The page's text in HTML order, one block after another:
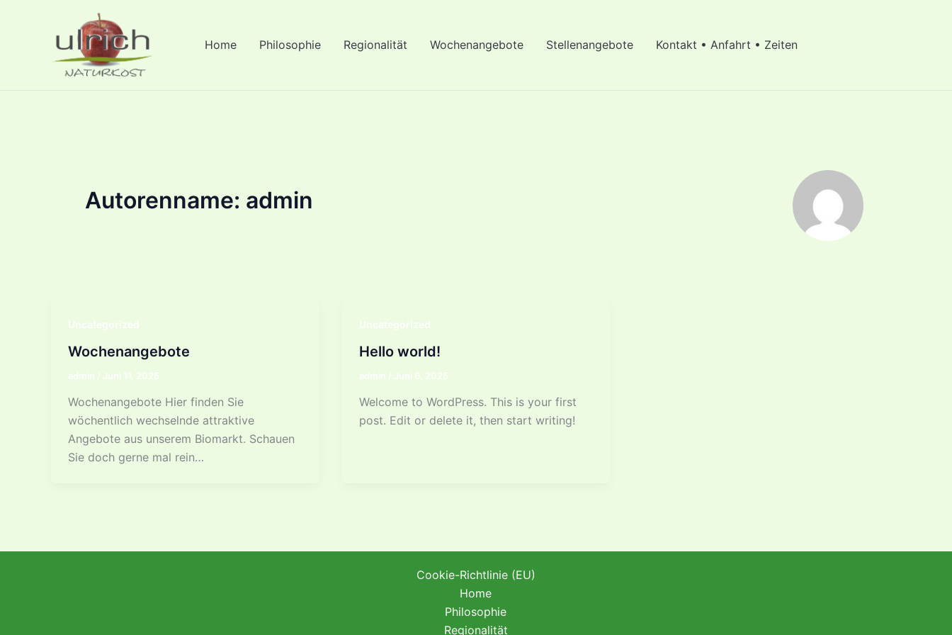
Home Philosophie Regionalität Wochenangebote Stellenangebote Kontakt • Anfahrt • Zeiten
Autorenname: admin
Uncategorized
Wochenangebote
admin / Juni 11, 2025
Wochenangebote Hier finden Sie
wöchentlich wechselnde attraktive
Angebote aus unserem Biomarkt. Schauen
Sie doch gerne mal rein…
Uncategorized
Hello world!
admin / Juni 6, 2025
Welcome to WordPress. This is your first
post. Edit or delete it, then start writing!
Cookie-Richtlinie (EU)
Home
Philosophie
Regionalität